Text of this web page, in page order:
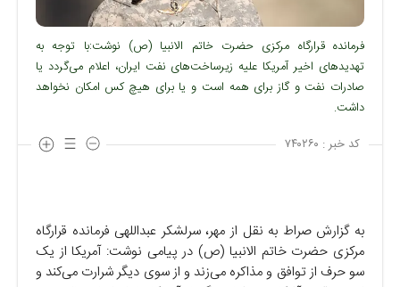
فرمانده قرارگاه مرکزی حضرت خاتم الانبیا (ص) نوشت:با توجه به
تهدید‌های اخیر آمریکا علیه زیرساخت‌های نفت ایران، اعلام می‌گردد یا
صادرات نفت و گاز برای همه است و یا برای هیچ کس امکان نخواهد
داشت.
کد خبر : ۷۴۰۲۶۰
به گزارش صراط به نقل از مهر، سرلشکر عبداللهی فرمانده قرارگاه
مرکزی حضرت خاتم الانبیا (ص) در پیامی نوشت: آمریکا از یک
سو حرف از توافق و مذاکره می‌زند و از سوی دیگر شرارت می‌کند و